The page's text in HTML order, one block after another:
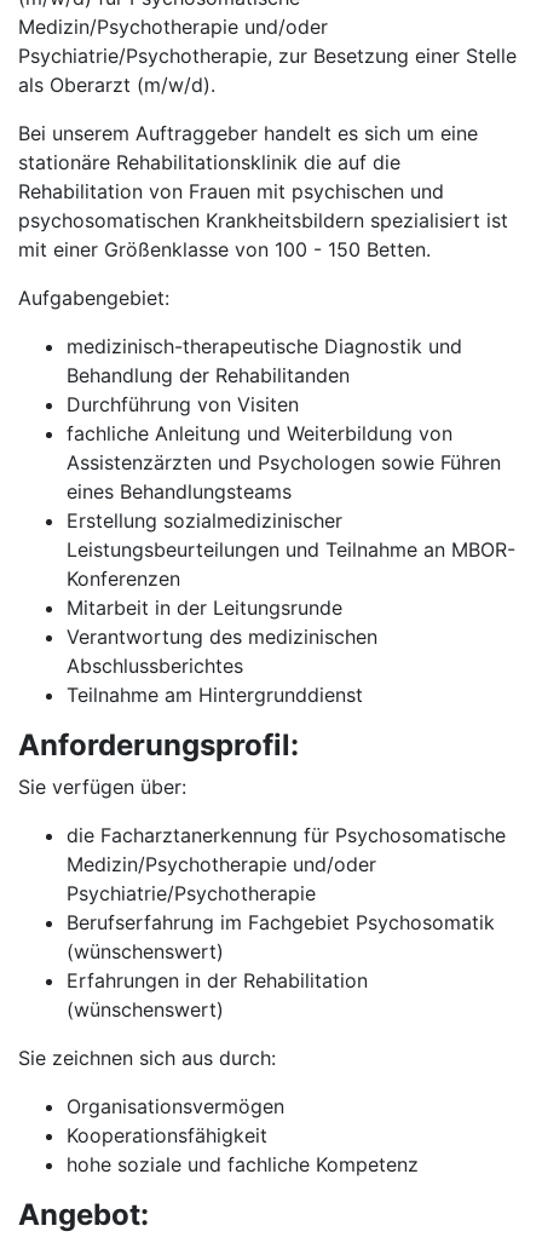
Medizin/Psychotherapie und/oder
Psychiatrie/Psychotherapie, zur Besetzung einer Stelle
als Oberarzt (m/w/d).
Bei unserem Auftraggeber handelt es sich um eine
stationäre Rehabilitationsklinik die auf die
Rehabilitation von Frauen mit psychischen und
psychosomatischen Krankheitsbildern spezialisiert ist
mit einer Größenklasse von 100 - 150 Betten.
Aufgabengebiet:
medizinisch-therapeutische Diagnostik und
Behandlung der Rehabilitanden
Durchführung von Visiten
fachliche Anleitung und Weiterbildung von
Assistenzärzten und Psychologen sowie Führen
eines Behandlungsteams
Erstellung sozialmedizinischer
Leistungsbeurteilungen und Teilnahme an MBOR-
Konferenzen
Mitarbeit in der Leitungsrunde
Verantwortung des medizinischen
Abschlussberichtes
Teilnahme am Hintergrunddienst
Anforderungsprofil:
Sie verfügen über:
die Facharztanerkennung für Psychosomatische
Medizin/Psychotherapie und/oder
Psychiatrie/Psychotherapie
Berufserfahrung im Fachgebiet Psychosomatik
(wünschenswert)
Erfahrungen in der Rehabilitation
(wünschenswert)
Sie zeichnen sich aus durch:
Organisationsvermögen
Kooperationsfähigkeit
hohe soziale und fachliche Kompetenz
Angebot: